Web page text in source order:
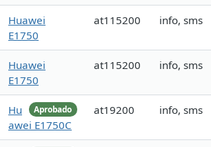
Huawei
E1750
at115200 info, sms
Huawei
E1750
at115200 info, sms
Aprobado
Hu
awei E1750C
at19200 info, sms